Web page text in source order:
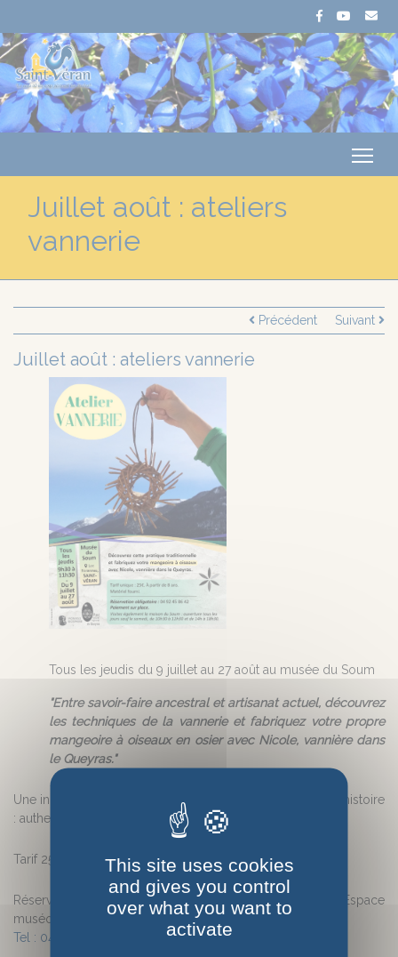
Juillet août : ateliers
vannerie
Précédent Suivant
Juillet août : ateliers vannerie
Tous les jeudis du 9 juillet au 27 août au musée du Soum
"Entre savoir-faire ancestral et artisanat actuel, découvrez
les techniques de la vannerie et fabriquez votre propre
mangeoire à oiseaux en osier avec Nicole, vannière dans
le Queyras."
Une initiation au tressage de l'osier dans un lieu chargé d'histoire
: authenticité, partage et créativité garanties !
Tarif 25euros, matériel fourni.
Réservation obligatoire la veille avant 17h à l'Espace
muséographique du Parc naturel régional du Queyras
Tel : 04 92 46 86 29
This site uses cookies
and gives you control
over what you want to
activate